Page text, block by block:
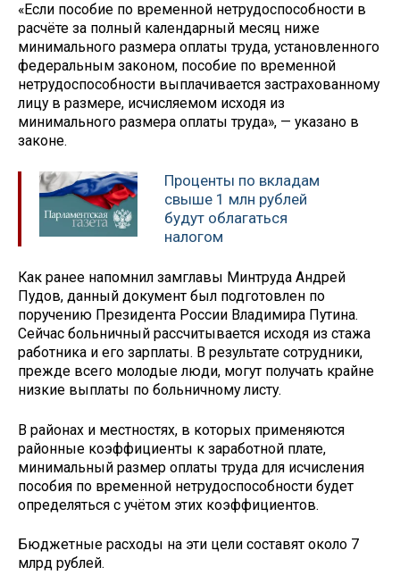
«Если пособие по временной нетрудоспособности в
расчёте за полный календарный месяц ниже
минимального размера оплаты труда, установленного
федеральным законом, пособие по временной
нетрудоспособности выплачивается застрахованному
лицу в размере, исчисляемом исходя из
минимального размера оплаты труда», — указано в
законе.
Проценты по вкладам
свыше 1 млн рублей
будут облагаться
налогом
Как ранее напомнил замглавы Минтруда Андрей
Пудов, данный документ был подготовлен по
поручению Президента России Владимира Путина.
Сейчас больничный рассчитывается исходя из стажа
работника и его зарплаты. В результате сотрудники,
прежде всего молодые люди, могут получать крайне
низкие выплаты по больничному листу.
В районах и местностях, в которых применяются
районные коэффициенты к заработной плате,
минимальный размер оплаты труда для исчисления
пособия по временной нетрудоспособности будет
определяться с учётом этих коэффициентов.
Бюджетные расходы на эти цели составят около 7
млрд рублей.